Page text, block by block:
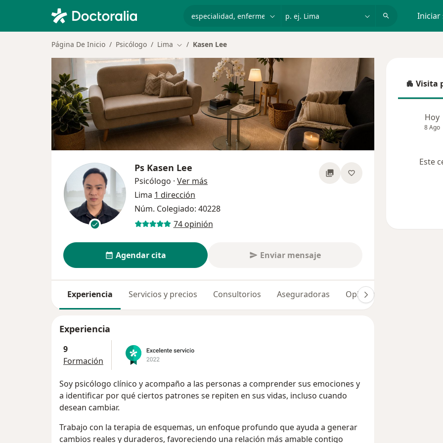
Iniciar
Página De Inicio Psicólogo Lima Cambiar de ciudad
Kasen Lee
Ps Kasen Lee
Psicólogo · Ver más
Lima 1 dirección
Núm. Colegiado: 40228
74 opinión
Agendar cita Enviar mensaje
Experiencia Servicios y precios Consultorios Aseguradoras Opiniones (74)
Experiencia
9
Formación
Soy psicólogo clínico y acompaño a las personas a comprender sus emociones y
a identificar por qué ciertos patrones se repiten en sus vidas, incluso cuando
desean cambiar.
Trabajo con la terapia de esquemas, un enfoque profundo que ayuda a generar
cambios reales y duraderos, favoreciendo una relación más amable contigo
Visita
Visita
Hoy
8 Ago
Este